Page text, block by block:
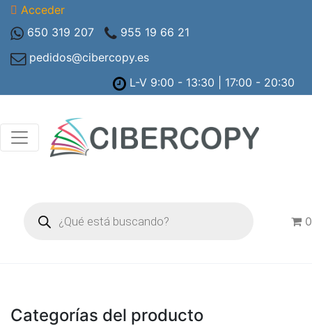
Acceder
650 319 207
955 19 66 21
pedidos@cibercopy.es
L-V 9:00 - 13:30 | 17:00 - 20:30
productos
0
Categorías del producto